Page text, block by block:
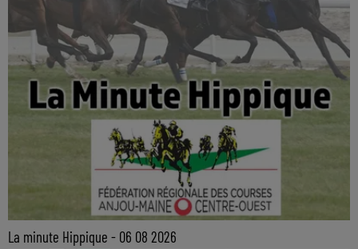
La minute Hippique - 06 08 2026